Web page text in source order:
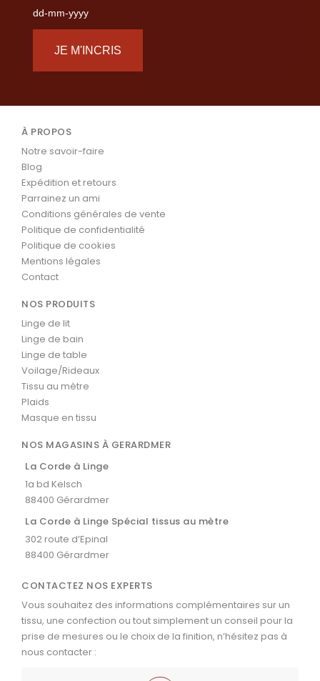
dd-mm-yyyy
JE M'INCRIS
À PROPOS
Notre savoir-faire
Blog
Expédition et retours
Parrainez un ami
Conditions générales de vente
Politique de confidentialité
Politique de cookies
Mentions légales
Contact
NOS PRODUITS
Linge de lit
Linge de bain
Linge de table
Voilage/Rideaux
Tissu au mètre
Plaids
Masque en tissu
NOS MAGASINS À GERARDMER
La Corde à Linge
1a bd Kelsch
88400 Gérardmer
La Corde à Linge Spécial tissus au mètre
302 route d’Epinal
88400 Gérardmer
CONTACTEZ NOS EXPERTS
Vous souhaitez des informations complémentaires sur un
tissu, une confection ou tout simplement un conseil pour la
prise de mesures ou le choix de la finition, n’hésitez pas à
nous contacter :